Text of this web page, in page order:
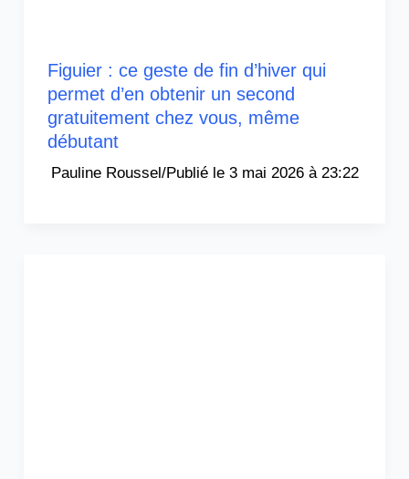
Figuier : ce geste de fin d’hiver qui
permet d’en obtenir un second
gratuitement chez vous, même
débutant
Pauline Roussel/ 3 mai 2026 à 23:22